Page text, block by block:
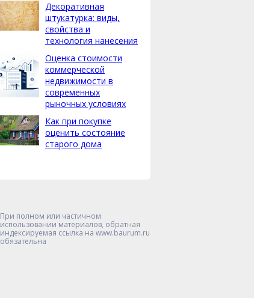
Декоративная
штукатурка: виды,
свойства и
технология нанесения
Оценка стоимости
коммерческой
недвижимости в
современных
рыночных условиях
Как при покупке
оценить состояние
старого дома
При полном или частичном
использовании материалов, обратная
индексируемая ссылка на www.baurum.ru
обязательна